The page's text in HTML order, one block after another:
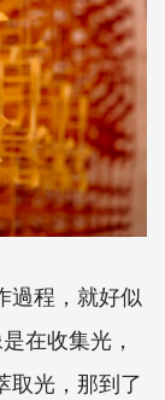
過程，就好似
在收集光，
取光，那到了